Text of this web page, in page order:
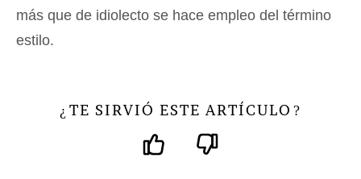
más que de idiolecto se hace empleo del término
estilo.
¿ TE SIRVIÓ ESTE ARTÍCULO ?